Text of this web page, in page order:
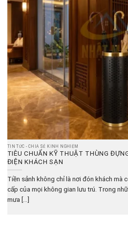
TIN TỨC - CHIA SẺ KINH NGHIỆM
TIÊU CHUẨN KỸ THUẬT THÙNG
ĐIỆN KHÁCH SẠN
Tiền sảnh không chỉ là nơi đón khách mà
cấp của mọi không gian lưu trú. Trong
mưa [...]